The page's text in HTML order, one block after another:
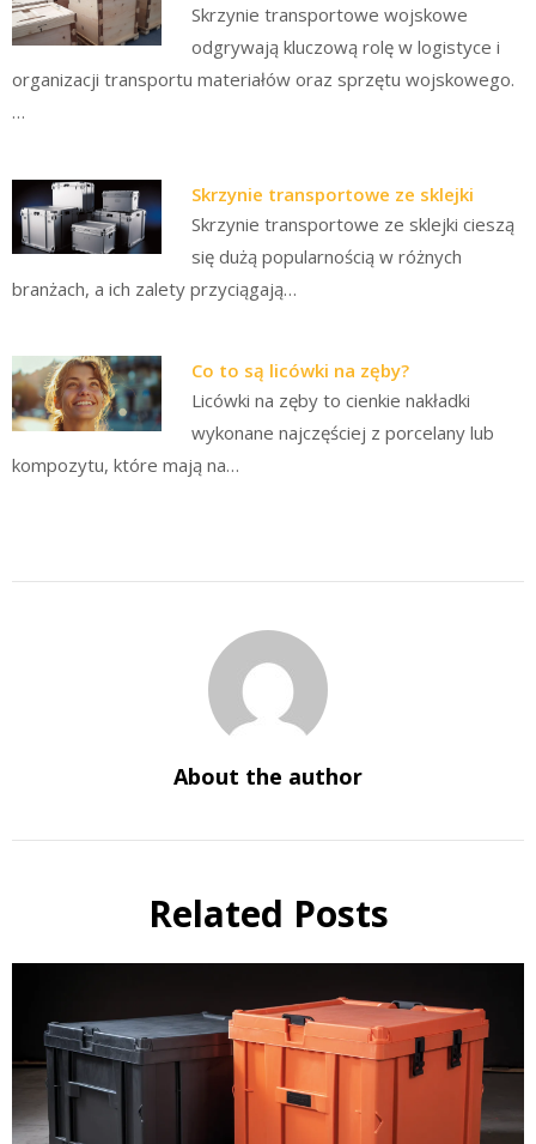
Skrzynie transportowe wojskowe
odgrywają kluczową rolę w logistyce i
organizacji transportu materiałów oraz sprzętu wojskowego.
…
Skrzynie transportowe ze sklejki
Skrzynie transportowe ze sklejki cieszą
się dużą popularnością w różnych
branżach, a ich zalety przyciągają…
Co to są licówki na zęby?
Licówki na zęby to cienkie nakładki
wykonane najczęściej z porcelany lub
kompozytu, które mają na…
About the author
Related Posts